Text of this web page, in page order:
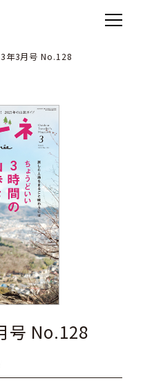
年3月号 No.128
号 No.128